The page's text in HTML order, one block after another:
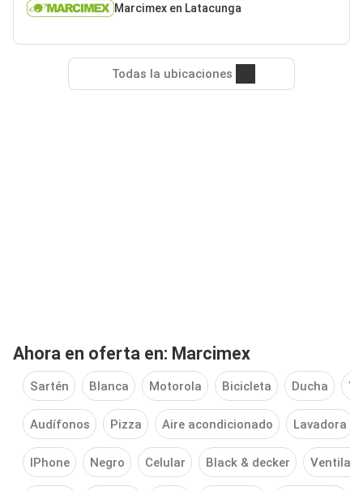
Marcimex en Latacunga
Todas la ubicaciones
Ahora en oferta en: Marcimex
Sartén Blanca Motorola Bicicleta Ducha
Audífonos Pizza Aire acondicionado Lavadora
IPhone Negro Celular Black & decker